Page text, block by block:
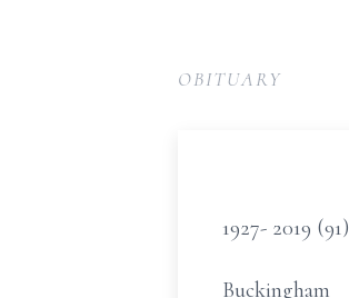
OBITUARY
1927- 2019 (91)
Buckingham